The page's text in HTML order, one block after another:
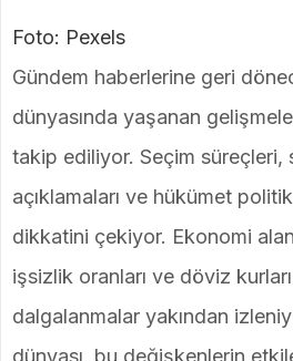
Foto: Pexels
Gündem haberlerine geri
dünyasında yaşanan
takip ediliyor. Seçim süreçleri,
açıklamaları ve hükümet
dikkatini çekiyor. Ekonomi
işsizlik oranları ve döviz
dalgalanmalar yakından